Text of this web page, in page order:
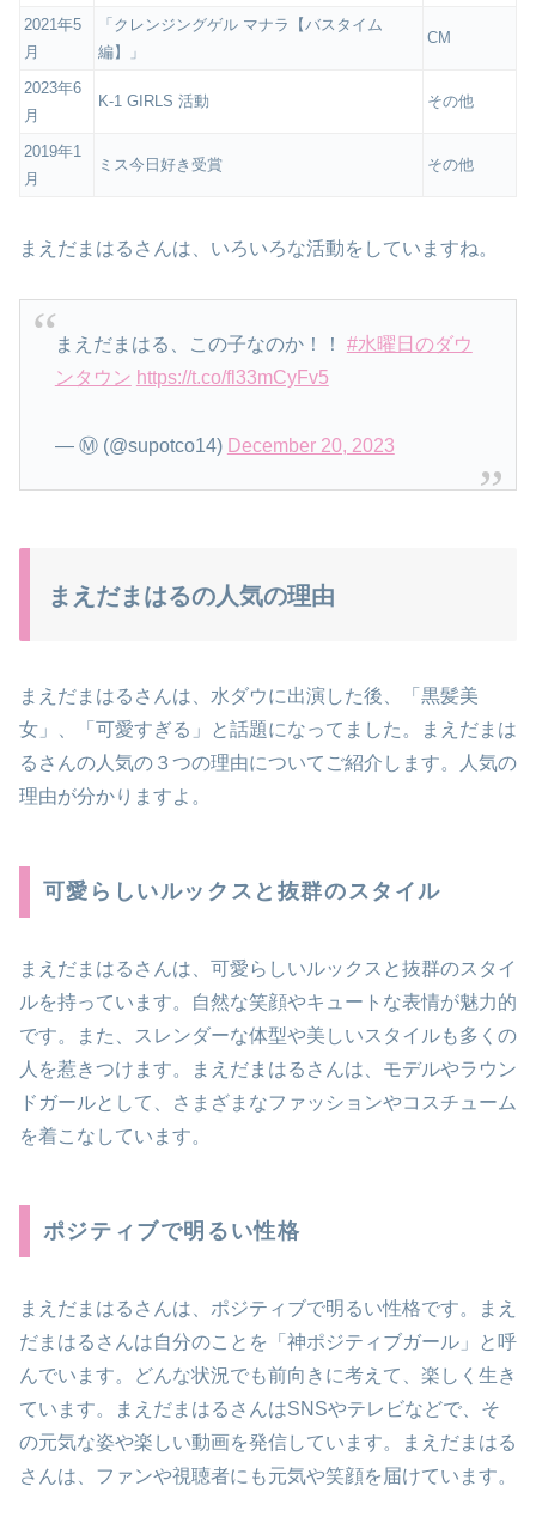
2021年5
月
「クレンジングゲル マナラ【バスタイム
編】」
CM
2023年6
月
K-1 GIRLS 活動 その他
2019年1
月
ミス今日好き受賞 その他
まえだまはるさんは、いろいろな活動をしていますね。
まえだまはる、この子なのか！！ #水曜日のダウ
ンタウン https://t.co/fl33mCyFv5
— Ⓜ︎ (@supotco14) December 20, 2023
まえだまはるの人気の理由
まえだまはるさんは、水ダウに出演した後、「黒髪美
女」、「可愛すぎる」と話題になってました。まえだまは
るさんの人気の３つの理由についてご紹介します。人気の
理由が分かりますよ。
可愛らしいルックスと抜群のスタイル
まえだまはるさんは、可愛らしいルックスと抜群のスタイ
ルを持っています。自然な笑顔やキュートな表情が魅力的
です。また、スレンダーな体型や美しいスタイルも多くの
人を惹きつけます。まえだまはるさんは、モデルやラウン
ドガールとして、さまざまなファッションやコスチューム
を着こなしています。
ポジティブで明るい性格
まえだまはるさんは、ポジティブで明るい性格です。まえ
だまはるさんは自分のことを「神ポジティブガール」と呼
んでいます。どんな状況でも前向きに考えて、楽しく生き
ています。まえだまはるさんはSNSやテレビなどで、そ
の元気な姿や楽しい動画を発信しています。まえだまはる
さんは、ファンや視聴者にも元気や笑顔を届けています。